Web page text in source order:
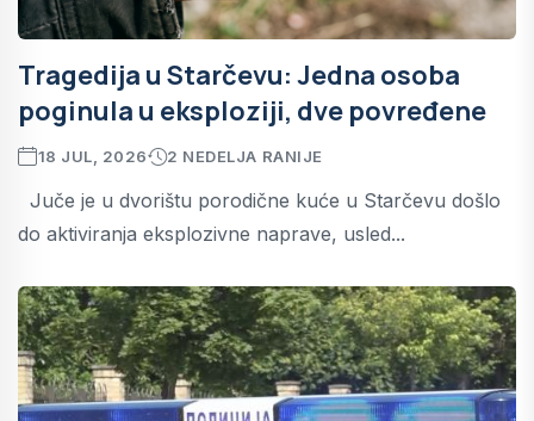
Tragedija u Starčevu: Jedna osoba
poginula u eksploziji, dve povređene
18 JUL, 2026 2 NEDELJA RANIJE
Juče je u dvorištu porodične kuće u Starčevu došlo
do aktiviranja eksplozivne naprave, usled...